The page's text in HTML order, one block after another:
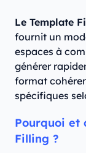
Le Template
fournit un
espaces à
générer
format
spécifiques
Pourquoi et
Filling ?